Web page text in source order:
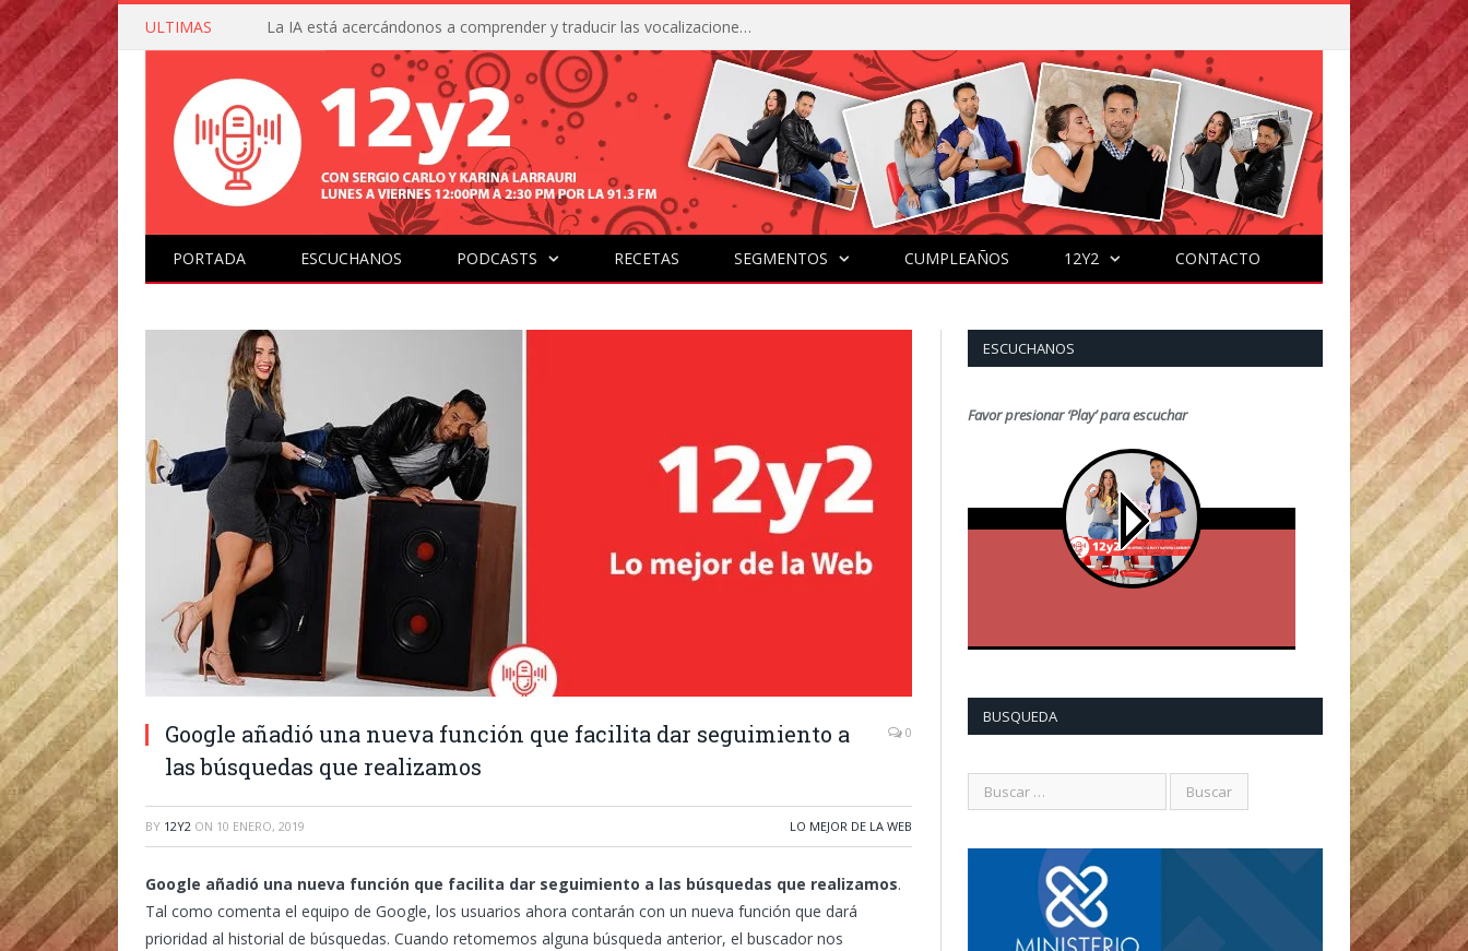
ULTIMAS La IA está acercándonos a comprender y traducir las vocalizaciones y comportamientos de nuestras mascotas
PORTADA ESCUCHANOS PODCASTS RECETAS SEGMENTOS CUMPLEAÑOS 12Y2 CONTACTO
Google añadió una nueva función que facilita dar seguimiento a
las búsquedas que realizamos
0
BY 12Y2 ON 10 ENERO, 2019 LO MEJOR DE LA WEB
Google añadió una nueva función que facilita dar seguimiento a las búsquedas que realizamos.
Tal como comenta el equipo de Google, los usuarios ahora contarán con un nueva función que dará
prioridad al historial de búsquedas. Cuando retomemos alguna búsqueda anterior, el buscador nos
ESCUCHANOS
Favor presionar ‘Play’ para escuchar
BUSQUEDA